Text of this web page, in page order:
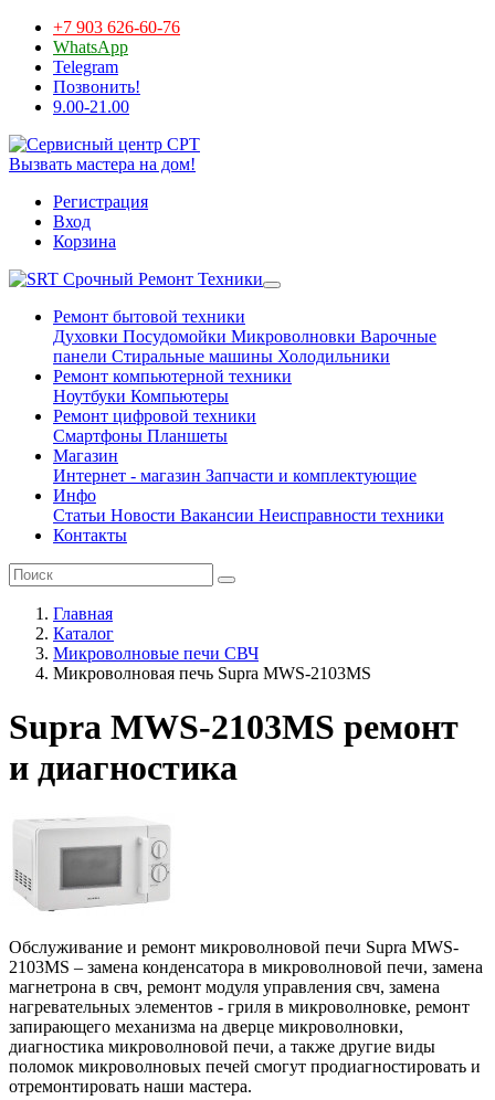
+7 903 626-60-76
WhatsApp
Telegram
Позвонить!
9.00-21.00
Вызвать мастера на дом!
Регистрация
Вход
Корзина
Срочный Ремонт Техники
Ремонт бытовой техники
Духовки Посудомойки Микроволновки Варочные
панели Стиральные машины Холодильники
Ремонт компьютерной техники
Ноутбуки Компьютеры
Ремонт цифровой техники
Смартфоны Планшеты
Магазин
Интернет - магазин Запчасти и комплектующие
Инфо
Статьи Новости Вакансии Неисправности техники
Контакты
Главная
Каталог
Микроволновые печи СВЧ
Микроволновая печь Supra MWS-2103MS
Supra MWS-2103MS ремонт
и диагностика
Обслуживание и ремонт микроволновой печи Supra MWS-
2103MS – замена конденсатора в микроволновой печи, замена
магнетрона в свч, ремонт модуля управления свч, замена
нагревательных элементов - гриля в микроволновке, ремонт
запирающего механизма на дверце микроволновки,
диагностика микроволновой печи, а также другие виды
поломок микроволновых печей смогут продиагностировать и
отремонтировать наши мастера.